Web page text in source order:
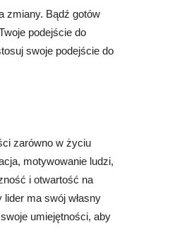
zmiany. Bądź gotów
podejście do
swoje podejście do
zarówno w życiu
motywowanie ludzi,
i otwartość na
ma swój własny
umiejętności, aby